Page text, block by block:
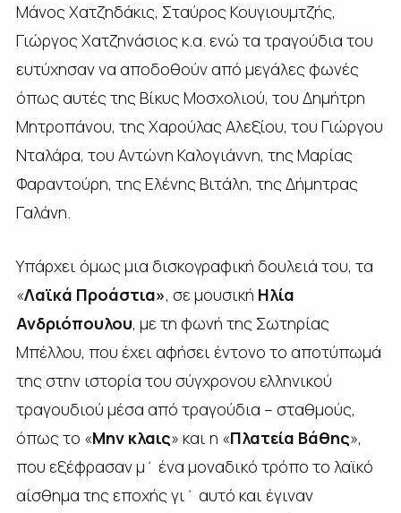
Μάνος Χατζηδάκις, Σταύρος Κουγιουμτζής,
Γιώργος Χατζηνάσιος κ.α. ενώ τα τραγούδια του
ευτύχησαν να αποδοθούν από μεγάλες φωνές
όπως αυτές της Βίκυς Μοσχολιού, του Δημήτρη
Μητροπάνου, της Χαρούλας Αλεξίου, του Γιώργου
Νταλάρα, του Αντώνη Καλογιάννη, της Μαρίας
Φαραντούρη, της Ελένης Βιτάλη, της Δήμητρας
Γαλάνη.
Υπάρχει όμως μια δισκογραφική δουλειά του, τα
«Λαϊκά Προάστια», σε μουσική Ηλία
Ανδριόπουλου, με τη φωνή της Σωτηρίας
Μπέλλου, που έχει αφήσει έντονο το αποτύπωμά
της στην ιστορία του σύγχρονου ελληνικού
τραγουδιού μέσα από τραγούδια – σταθμούς,
όπως το «Μην κλαις» και η «Πλατεία Βάθης»,
που εξέφρασαν μ΄ ένα μοναδικό τρόπο το λαϊκό
αίσθημα της εποχής γι΄ αυτό και έγιναν